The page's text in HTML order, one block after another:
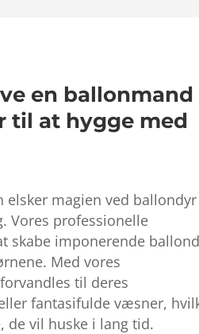
en ballonmand
til at hygge med
magien ved ballondyr
Vores professionelle
skabe imponerende
Med vores
til deres
fantasifulde væsner,
de vil huske i lang tid.